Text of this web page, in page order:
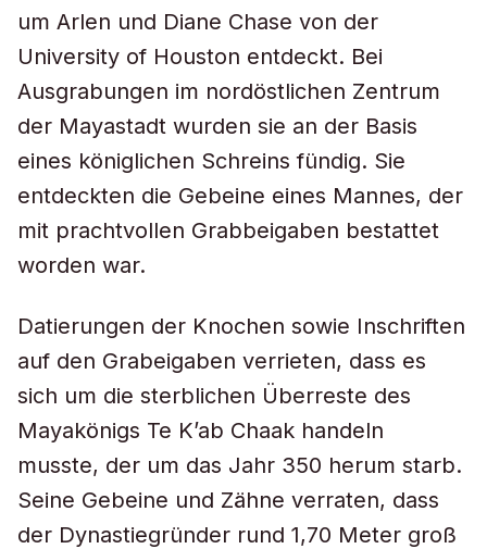
um Arlen und Diane Chase von der
University of Houston entdeckt. Bei
Ausgrabungen im nordöstlichen Zentrum
der Mayastadt wurden sie an der Basis
eines königlichen Schreins fündig. Sie
entdeckten die Gebeine eines Mannes, der
mit prachtvollen Grabbeigaben bestattet
worden war.
Datierungen der Knochen sowie Inschriften
auf den Grabeigaben verrieten, dass es
sich um die sterblichen Überreste des
Mayakönigs Te K’ab Chaak handeln
musste, der um das Jahr 350 herum starb.
Seine Gebeine und Zähne verraten, dass
der Dynastiegründer rund 1,70 Meter groß